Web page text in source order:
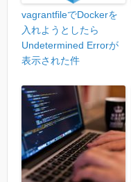
vagrantfileでDockerを
入れようとしたら
Undetermined Errorが
表示された件